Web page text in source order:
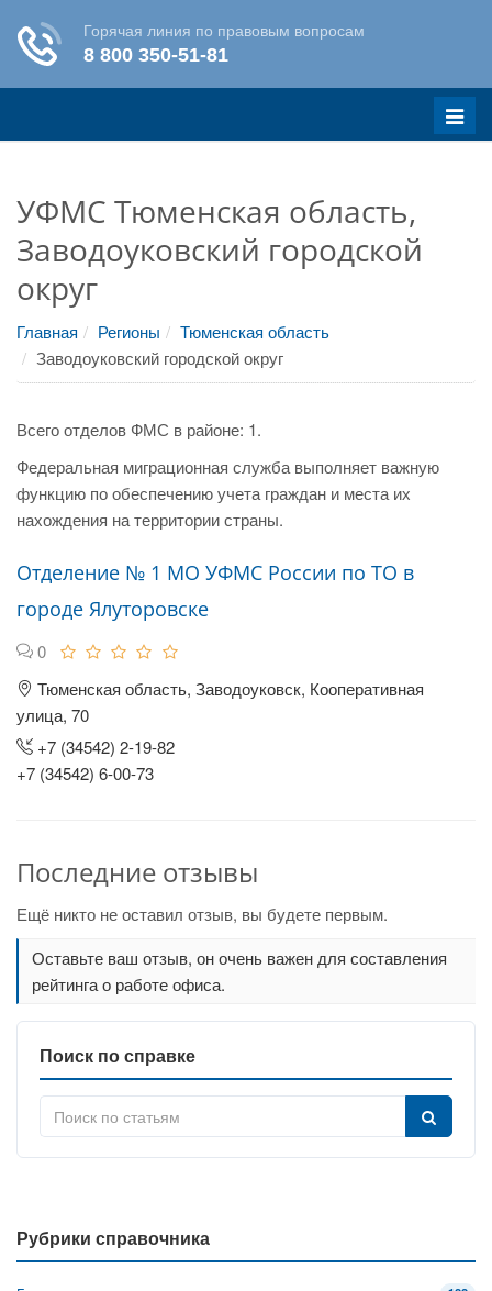
Меню
УФМС Тюменская область,
Заводоуковский городской
округ
Главная Регионы
Тюменская область
Заводоуковский городской округ
Всего отделов ФМС в районе: 1.
Федеральная миграционная служба выполняет важную
функцию по обеспечению учета граждан и места их
нахождения на территории страны.
Отделение № 1 МО УФМС России по ТО в
городе Ялуторовске
0
Тюменская область, Заводоуковск, Кооперативная
улица, 70
+7 (34542) 2-19-82
+7 (34542) 6-00-73
Последние отзывы
Ещё никто не оставил отзыв, вы будете первым.
Оставьте ваш отзыв, он очень важен для составления
рейтинга о работе офиса.
Поиск по справке
Рубрики справочника